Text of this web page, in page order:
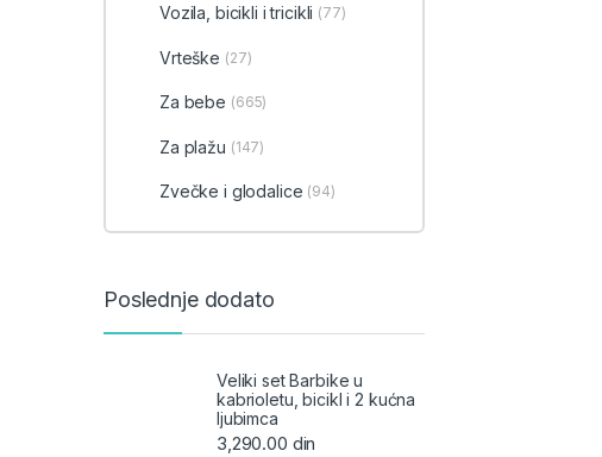
Vozila, bicikli i tricikli (77)
Vrteške (27)
Za bebe (665)
Za plažu (147)
Zvečke i glodalice (94)
Poslednje dodato
Veliki set Barbike u
kabrioletu, bicikl i 2 kućna
ljubimca
3,290.00 din